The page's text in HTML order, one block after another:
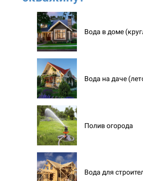
Вода в доме
Вода на даче
Полив огорода
Вода для